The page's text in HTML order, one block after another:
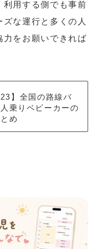
利用する側でも事前
な運行と多くの人
力をお願いできれば
】全国の路線バ
乗りベビーカーの
め